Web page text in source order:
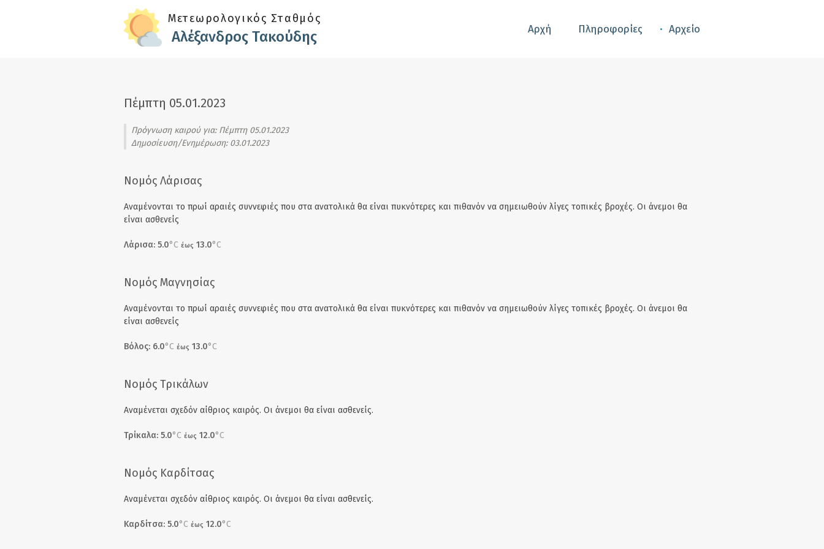
Μετεωρολογικός Σταθμός
Αλέξανδρος Τακούδης Αρχή Πληροφορίες Αρχείο
Πέμπτη 05.01.2023
Πρόγνωση καιρού για: Πέμπτη 05.01.2023
Δημοσίευση/Ενημέρωση: 03.01.2023
Νομός Λάρισας
Αναμένονται το πρωί αραιές συννεφιές που στα ανατολικά θα είναι πυκνότερες και πιθανόν να σημειωθούν λίγες τοπικές βροχές. Οι άνεμοι θα
είναι ασθενείς
Λάρισα: 5.0°C έως 13.0°C
Νομός Μαγνησίας
Αναμένονται το πρωί αραιές συννεφιές που στα ανατολικά θα είναι πυκνότερες και πιθανόν να σημειωθούν λίγες τοπικές βροχές. Οι άνεμοι θα
είναι ασθενείς
Βόλος: 6.0°C έως 13.0°C
Νομός Τρικάλων
Αναμένεται σχεδόν αίθριος καιρός. Οι άνεμοι θα είναι ασθενείς.
Τρίκαλα: 5.0°C έως 12.0°C
Νομός Καρδίτσας
Αναμένεται σχεδόν αίθριος καιρός. Οι άνεμοι θα είναι ασθενείς.
Καρδίτσα: 5.0°C έως 12.0°C